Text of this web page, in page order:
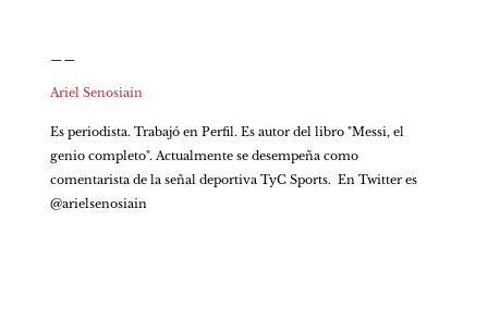
Ariel Senosiain
Es periodista. Trabajó en Perfil. Es autor del libro "Messi, el
genio completo". Actualmente se desempeña como
comentarista de la señal deportiva TyC Sports.  En Twitter es
@arielsenosiain